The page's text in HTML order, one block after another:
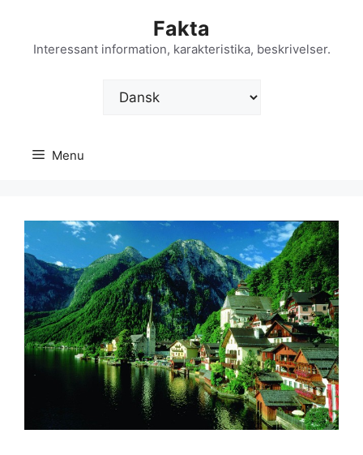
indhold
Fakta
Interessant information, karakteristika, beskrivelser.
Vælg
sprog
Menu